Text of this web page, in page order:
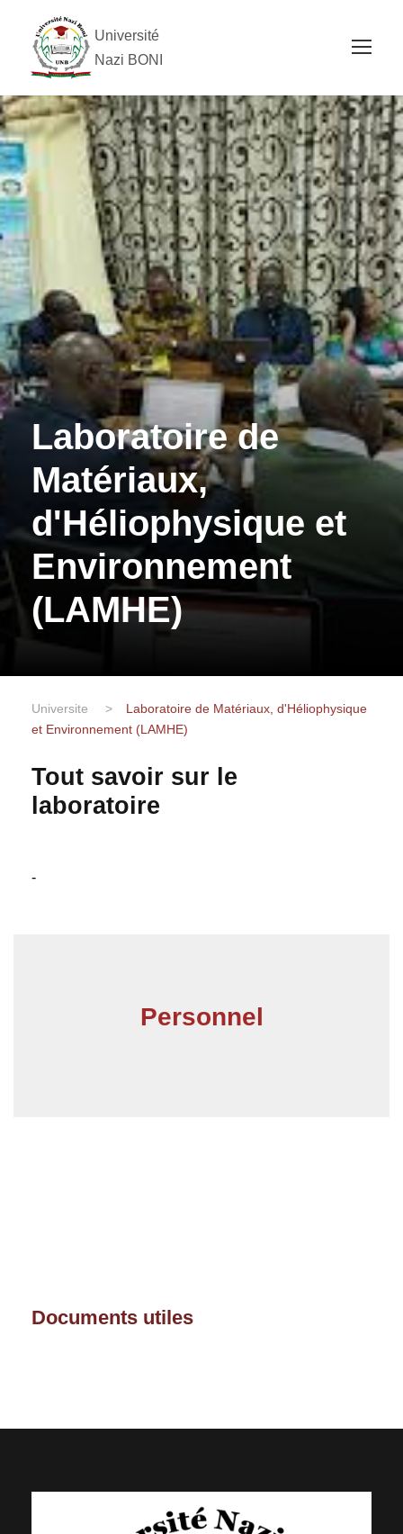
Université
Nazi BONI
Laboratoire de
Matériaux,
d'Héliophysique et
Environnement
(LAMHE)
Universite >
Laboratoire de Matériaux, d'Héliophysique
et Environnement (LAMHE)
Tout savoir sur le
laboratoire
-
Personnel
Documents utiles